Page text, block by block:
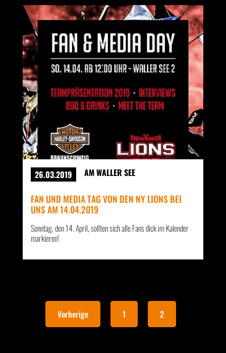
26.03.2019 AM WALLER SEE
FAN UND MEDIA TAG VON DEN NY LIONS BEI
UNS AM 14.04.2019
Sonntag, den 14. April, sollten sich alle Fans dick im Kalender
markieren!
Vorherige 1 2